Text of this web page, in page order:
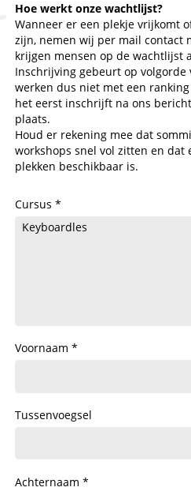
Hoe werkt onze wachtlijst?
Wanneer er een plekje vrijkomt
zijn, nemen wij per mail contact
krijgen mensen op de wachtlijst
Inschrijving gebeurt op volgorde
werken dus niet met een
het eerst inschrijft na ons
plaats.
Houd er rekening mee dat
workshops snel vol zitten en dat
plekken beschikbaar is.
Cursus
Voornaam
Tussenvoegsel
Achternaam